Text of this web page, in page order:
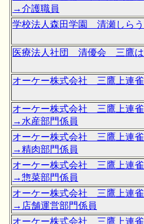
→介護職員
学校法人森田学園 清瀬しらう
医療法人社団 清優会 三鷹は
オーケー株式会社 三鷹上連
オーケー株式会社 三鷹上連
→水産部門係員
オーケー株式会社 三鷹上連
→精肉部門係員
オーケー株式会社 三鷹上連
→惣菜部門係員
オーケー株式会社 三鷹上連
→店舗運営部門係員
オーケー株式会社 三鷹上連